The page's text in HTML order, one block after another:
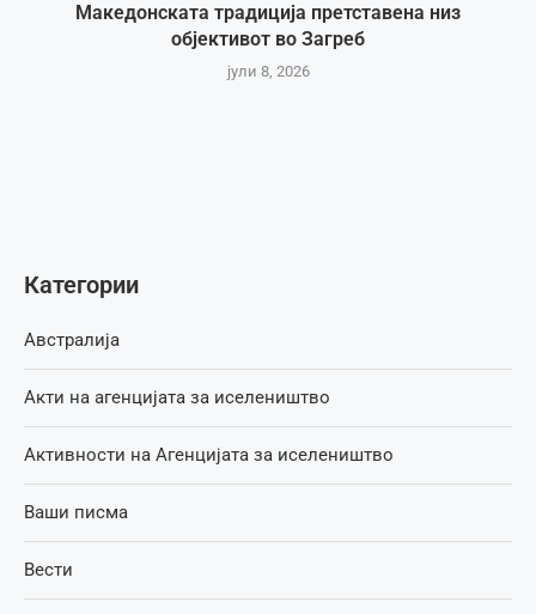
Македонската традиција претставена низ
објективот во Загреб
јули 8, 2026
Категории
Австралија
Акти на агенцијата за иселеништво
Активности на Агенцијата за иселеништво
Ваши писма
Вести